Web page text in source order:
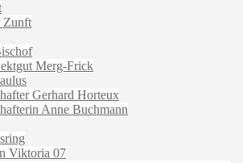
Zunft
Merg-Frick
Gerhard Horteux
Anne Buchmann
Viktoria 07